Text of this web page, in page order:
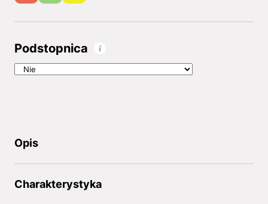
Podstopnica
Opis
Charakterystyka